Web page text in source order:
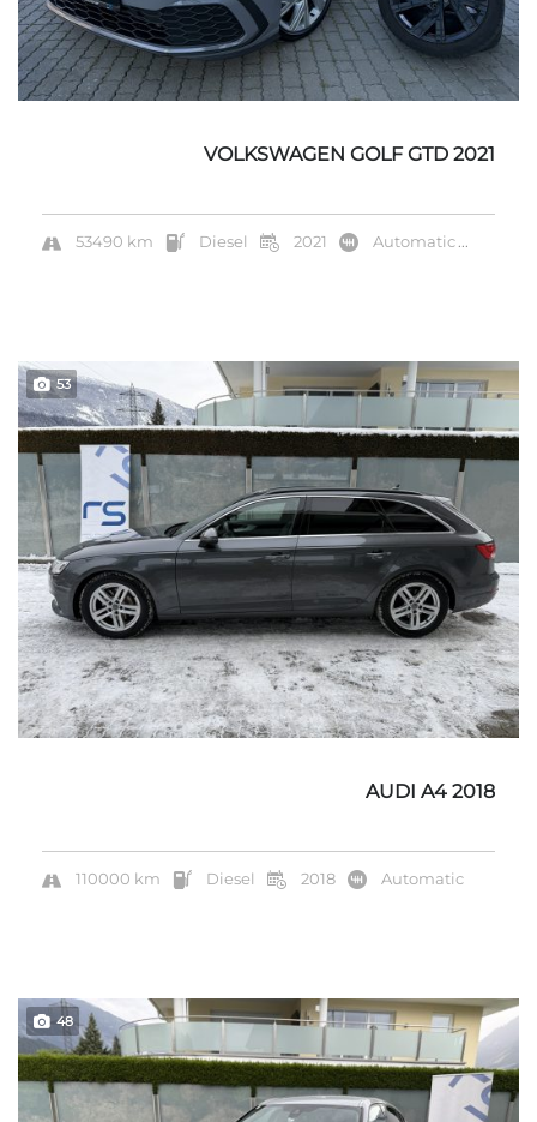
VOLKSWAGEN GOLF GTD 2021
53490 km Diesel 2021 Automatic...
53
AUDI A4 2018
110000 km Diesel 2018 Automatic
48